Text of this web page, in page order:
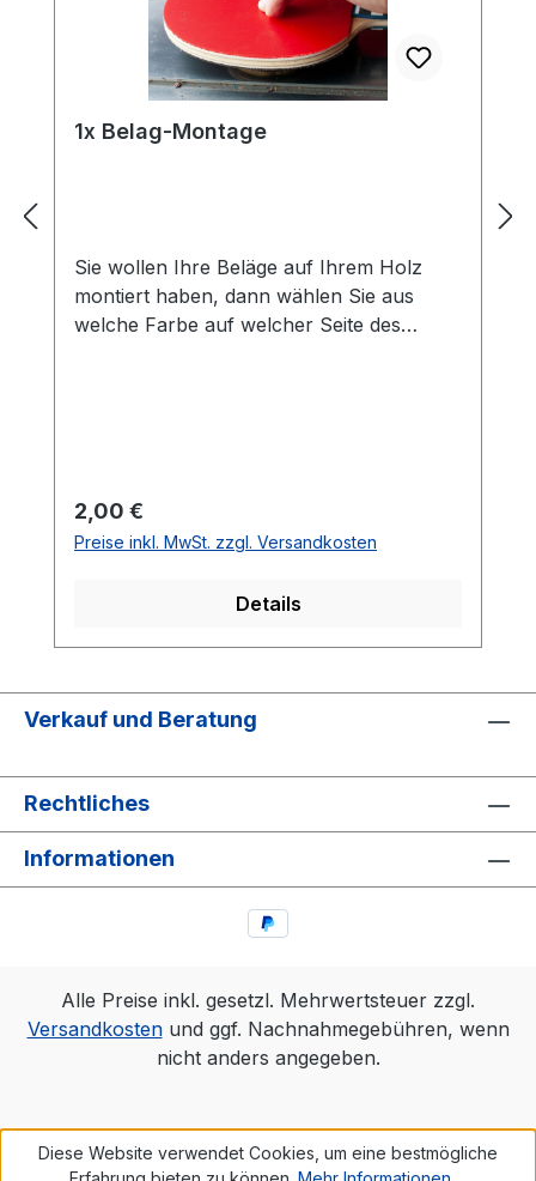
1x Belag-Montage
Sie wollen Ihre Beläge auf Ihrem Holz
montiert haben, dann wählen Sie aus
welche Farbe auf welcher Seite des
inklusive.Bei den Komplettschläger
müssen Sie KEINE Belag-Montage mit in
Regulärer Preis:
2,00 €
Preise inkl. MwSt. zzgl. Versandkosten
Details
Verkauf und Beratung
Rechtliches
Informationen
Alle Preise inkl. gesetzl. Mehrwertsteuer zzgl.
Versandkostenund ggf. Nachnahmegebühren, wenn
nicht anders angegeben.
Diese Website verwendet Cookies, um eine bestmögliche